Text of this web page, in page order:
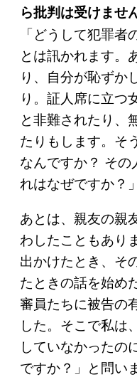
ら批判は受けませ
「どうして犯罪者
とは訊かれます。
り、自分が恥ずか
り。証人席に立つ
と非難されたり、
たりもします。そ
なんですか？ そ
れはなぜですか？
あとは、親友の親
わしたこともあり
出かけたとき、そ
たときの話を始め
審員たちに被告の
した。そこで私は
していなかったの
ですか？」と問い